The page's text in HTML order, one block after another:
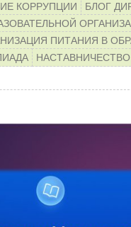
КОРРУПЦИИ БЛОГ
ПИТАНИЯ В
НАСТАВНИЧЕСТВО